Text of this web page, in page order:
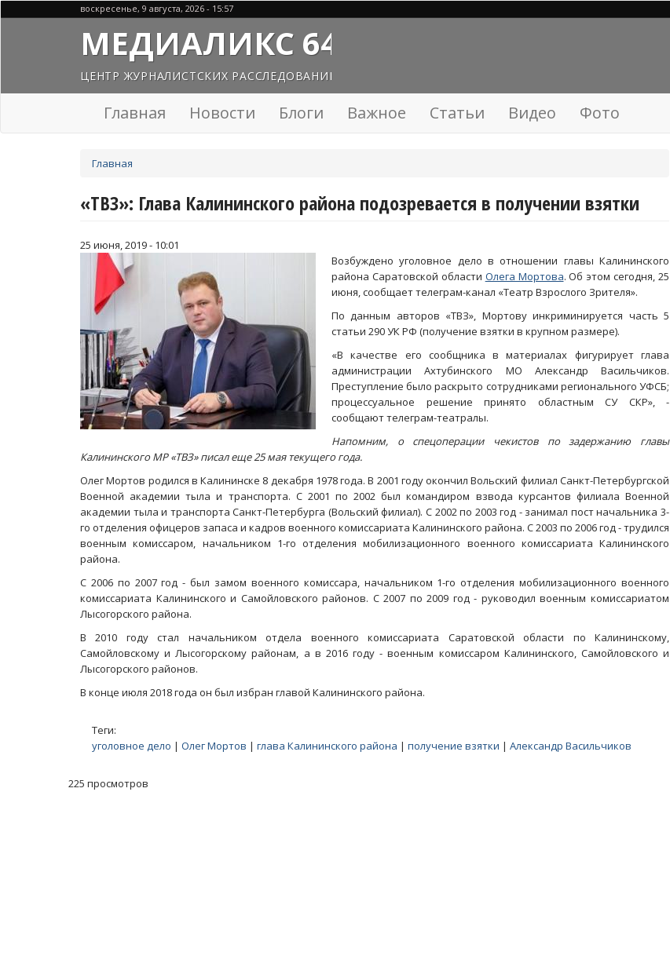
воскресенье, 9 августа, 2026 - 15:57
МЕДИАЛИКС 64
ЦЕНТР ЖУРНАЛИСТСКИХ РАССЛЕДОВАНИЙ
Главная Новости Блоги Важное Статьи Видео Фото
здесь
Главная
«ТВЗ»: Глава Калининского района подозревается в получении взятки
25 июня, 2019 - 10:01
Возбуждено уголовное дело в отношении главы Калининского
района Саратовской области Олега Мортова. Об этом сегодня, 25
июня, сообщает телеграм-канал «Театр Взрослого Зрителя».
По данным авторов «ТВЗ», Мортову инкриминируется часть 5
статьи 290 УК РФ (получение взятки в крупном размере).
«В качестве его сообщника в материалах фигурирует глава
администрации Ахтубинского МО Александр Васильчиков.
Преступление было раскрыто сотрудниками регионального УФСБ;
процессуальное решение принято областным СУ СКР», -
сообщают телеграм-театралы.
Напомним, о спецоперации чекистов по задержанию главы
Калининского МР «ТВЗ» писал еще 25 мая текущего года.
Олег Мортов родился в Калининске 8 декабря 1978 года. В 2001 году окончил Вольский филиал Санкт-Петербургской
Военной академии тыла и транспорта. С 2001 по 2002 был командиром взвода курсантов филиала Военной
академии тыла и транспорта Санкт-Петербурга (Вольский филиал). С 2002 по 2003 год - занимал пост начальника 3-
го отделения офицеров запаса и кадров военного комиссариата Калининского района. С 2003 по 2006 год - трудился
военным комиссаром, начальником 1-го отделения мобилизационного военного комиссариата Калининского
района.
С 2006 по 2007 год - был замом военного комиссара, начальником 1-го отделения мобилизационного военного
комиссариата Калининского и Самойловского районов. С 2007 по 2009 год - руководил военным комиссариатом
Лысогорского района.
В 2010 году стал начальником отдела военного комиссариата Саратовской области по Калининскому,
Самойловскому и Лысогорскому районам, а в 2016 году - военным комиссаром Калининского, Самойловского и
Лысогорского районов.
В конце июля 2018 года он был избран главой Калининского района.
Теги:
уголовное дело | Олег Мортов | глава Калининского района | получение взятки | Александр Васильчиков
225 просмотров